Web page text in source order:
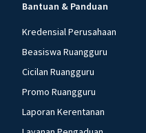
Bantuan & Panduan
Kredensial Perusahaan
Beasiswa Ruangguru
Cicilan Ruangguru
Promo Ruangguru
Laporan Kerentanan